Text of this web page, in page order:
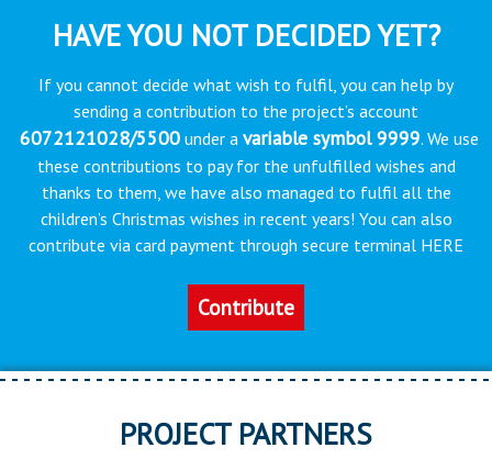
HAVE YOU NOT DECIDED YET?
If you cannot decide what wish to fulfil, you can help by
sending a contribution to the project’s account
6072121028/5500under a variable symbol 9999. We use
these contributions to pay for the unfulfilled wishes and
thanks to them, we have also managed to fulfil all the
children’s Christmas wishes in recent years! You can also
contribute via card payment through secure terminal HERE
Contribute
PROJECT PARTNERS